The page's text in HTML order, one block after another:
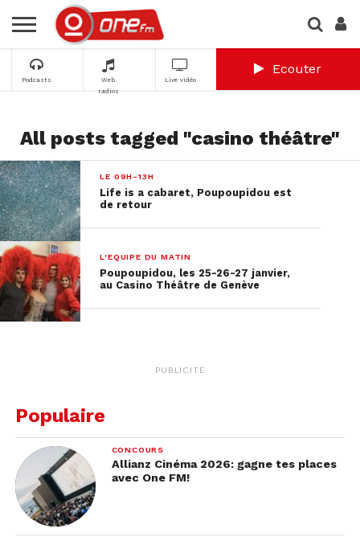
Podcasts
Web
radios
Live vidéo
Ecouter
All posts tagged "casino théâtre"
LE 09H-13H
Life is a cabaret, Poupoupidou est
de retour
L'EQUIPE DU MATIN
Poupoupidou, les 25-26-27 janvier,
au Casino Théâtre de Genève
PUBLICITÉ
Populaire
CONCOURS
Allianz Cinéma 2026: gagne tes places
avec One FM!